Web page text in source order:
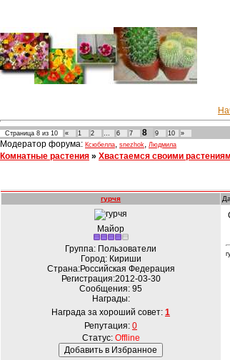
Страница 8 из 10 « 1 2 … 6 7 8 9 10 »
Модератор форума: Ксюбелла, snezhok, Людмила
Комнатные растения » Хвастаемся своими
гурчя
Майор
Группа: Пользователи
Город: Кириши
Страна:Российская Федерация
Регистрация:2012-03-30
Сообщения: 95
Награды:
Награда за хороший совет: 1
Репутация: 0
Статус: Offline